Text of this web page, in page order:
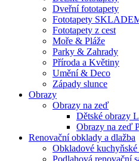
Dveřní fototapety
Fototapety
Fototapety z cest
Moře & Pláže
Parky & Zahrady
Příroda a Květiny
Umění & Deco
Západy slunce
Obrazy
Obrazy na zeď
Dětské obrazy
Obrazy na zeď
Renovační obklady a dlažba
Obkladové kuchyňské
Podlahová renovační